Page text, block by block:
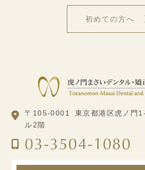
初めての方へ
〒105-0001
東京都港区虎ノ門
ル2階
03-3504-1080